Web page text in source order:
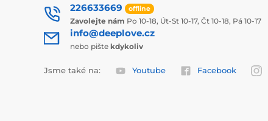
226633669 offline
Zavolejte nám Po 10-18, Út-St 10-17, Čt 10-18, Pá 10-17
info@deeplove.cz
nebo pište kdykoliv
Jsme také na: Youtube Facebook